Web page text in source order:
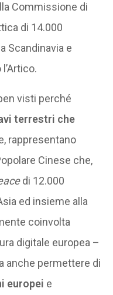
Commissione di
di 14.000
Scandinavia e
visti perché
terrestri che
rappresentano
Cinese che,
di 12.000
ed insieme alla
coinvolta
digitale europea –
anche permettere di
europei e